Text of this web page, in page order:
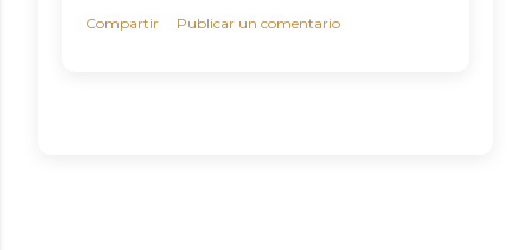
Compartir Publicar un comentario